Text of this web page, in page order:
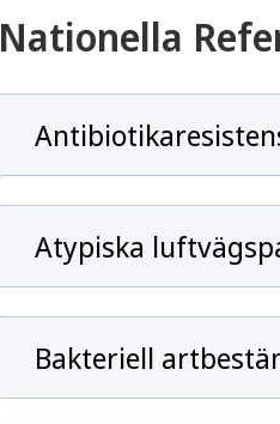
Nationella
Atypiska
Bakteriell